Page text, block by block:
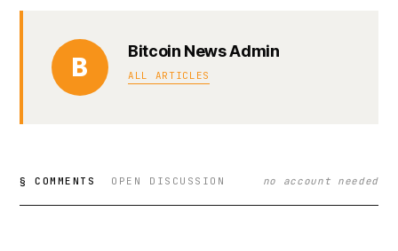
B
Bitcoin News Admin
ALL ARTICLES
§ COMMENTS OPEN DISCUSSION no account needed